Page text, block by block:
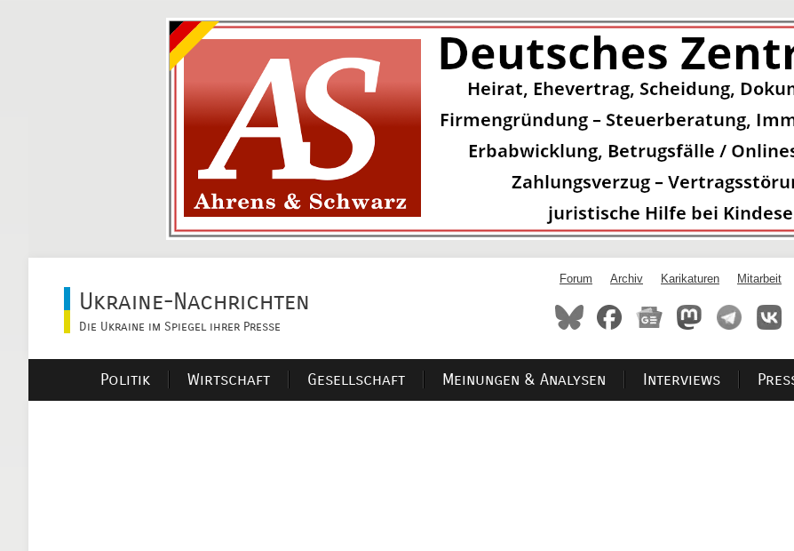
Ukraine-Nachrichten
Die Ukraine im Spiegel ihrer Presse
Forum Archiv Karikaturen Mitarbeit
Politik Wirtschaft Gesellschaft Meinungen & Analysen Interviews